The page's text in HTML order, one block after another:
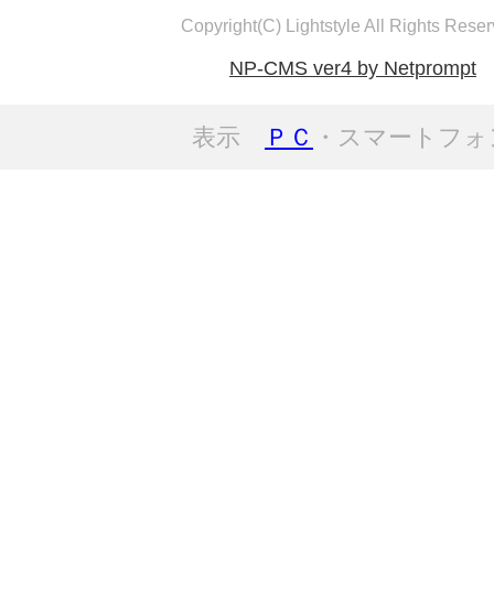
Copyright(C) Lightstyle All Rights
NP-CMS ver4 by Netprompt
表示 ＰＣ ・スマートフ